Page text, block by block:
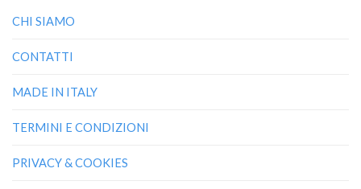
CHI SIAMO
CONTATTI
MADE IN ITALY
TERMINI E CONDIZIONI
PRIVACY & COOKIES